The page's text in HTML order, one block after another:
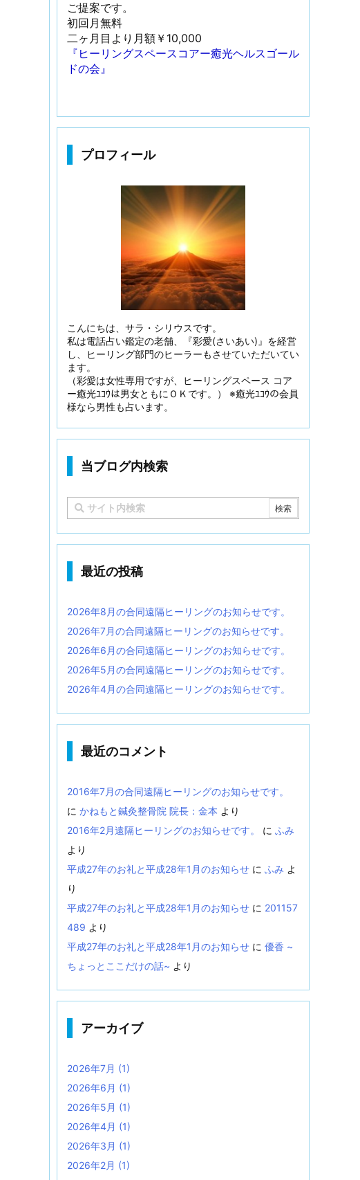
ご提案です。
初回月無料
二ヶ月目より月額￥10,000
『ヒーリングスペースコアー癒光ヘルスゴール
ドの会』
プロフィール
こんにちは、サラ・シリウスです。
私は電話占い鑑定の老舗、『彩愛(さいあい)』を経営
し、ヒーリング部門のヒーラーもさせていただいてい
ます。
（彩愛は女性専用ですが、ヒーリングスペース コア
ー癒光ﾕｺｳは男女ともにＯＫです。） ※癒光ﾕｺｳの会員
様なら男性も占います。
当ブログ内検索
最近の投稿
2026年8月の合同遠隔ヒーリングのお知らせです。
2026年7月の合同遠隔ヒーリングのお知らせです。
2026年6月の合同遠隔ヒーリングのお知らせです。
2026年5月の合同遠隔ヒーリングのお知らせです。
2026年4月の合同遠隔ヒーリングのお知らせです。
最近のコメント
2016年7月の合同遠隔ヒーリングのお知らせです。
に かねもと鍼灸整骨院 院長：金本 より
2016年2月遠隔ヒーリングのお知らせです。
に ふみ
より
平成27年のお礼と平成28年1月のお知らせ に ふみ よ
り
平成27年のお礼と平成28年1月のお知らせ に 201157
489 より
平成27年のお礼と平成28年1月のお知らせ に 優香 ~
ちょっとここだけの話~ より
アーカイブ
2026年7月 (1)
2026年6月 (1)
2026年5月 (1)
2026年4月 (1)
2026年3月 (1)
2026年2月 (1)